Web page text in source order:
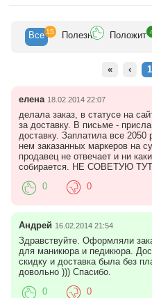
Все 15 Полезн Положит
« ‹ 1
елена 18.02.2014 22:07
делала заказ, в статусе на
за доставку. В письме -
доставку. Заплатила все
нем заказанных маркеров на
продавец не отвечает и ни
собирается. НЕ СОВЕТУЮ
0 0
Андрей 16.02.2014 21:54
Здравствуйте. Оформляли
для маникюра и педикюра.
скидку и доставка была без
довольно ))) Спасибо.
0 0